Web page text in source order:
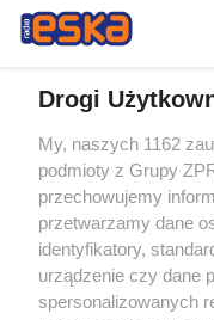
Żaden utwór
rozpowszechniany lub
tym także elektroniczny
eksploatacji w
Internecie bez pisemnej
wykorzystanie utworów w
tzn. bez właściwej zgody,
ścigane prawnie.
Drogi
My, naszych 1162
podmioty z Grupy
przechowujemy
przetwarzamy dane
identyfikatory,
urządzenie czy dane
spersonalizowanych